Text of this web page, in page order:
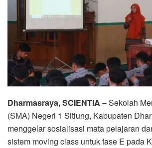
Dharmasraya, SCIENTIA – Sekolah
(SMA) Negeri 1 Sitiung, Kabupaten
menggelar sosialisasi mata pelajaran
sistem moving class untuk fase E pada